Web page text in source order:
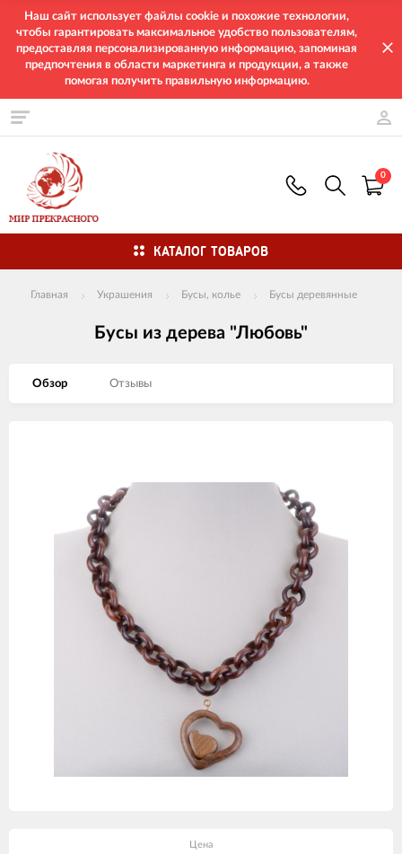
Наш сайт использует файлы cookie и похожие технологии,
чтобы гарантировать максимальное удобство пользователям,
предоставляя персонализированную информацию, запоминая
предпочтения в области маркетинга и продукции, а также
помогая получить правильную информацию.
0
КАТАЛОГ ТОВАРОВ
Главная Украшения Бусы, колье Бусы деревянные
Бусы из дерева "Любовь"
Обзор Отзывы
Цена